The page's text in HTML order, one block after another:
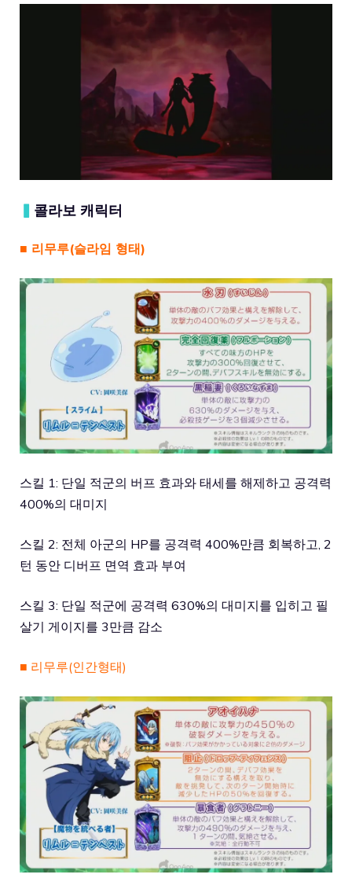
▍ 콜라보 캐릭터
■ 리무루(슬라임 형태)
스킬 1: 단일 적군의 버프 효과와 태세를 해제하고 공격력
400%의 대미지
스킬 2: 전체 아군의 HP를 공격력 400%만큼 회복하고, 2
턴 동안 디버프 면역 효과 부여
스킬 3: 단일 적군에 공격력 630%의 대미지를 입히고 필
살기 게이지를 3만큼 감소
■ 리무루(인간형태)